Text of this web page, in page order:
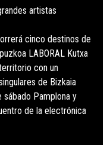
artistas
cinco destinos de
LABORAL Kutxa
con un
de Bizkaia
Pamplona y
de la electrónica